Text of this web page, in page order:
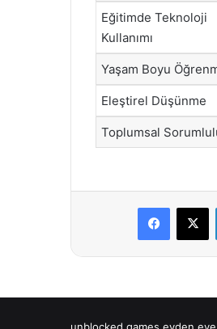
Eğitimde Teknoloji
Kullanımı
Yaşam Boyu
Eleştirel Düşünme
Toplumsal
X
unblocked games evden